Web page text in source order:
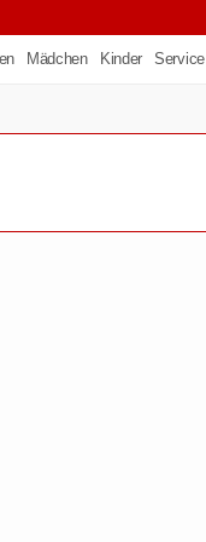
Mädchen Kinder Service